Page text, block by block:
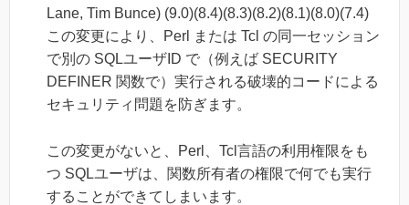
Lane, Tim Bunce) (9.0)(8.4)(8.3)(8.2)(8.1)(8.0)(7.4)
この変更により、Perl または Tcl の同一セッション
で別の SQLユーザID で（例えば SECURITY
DEFINER 関数で）実行される破壊的コードによる
セキュリティ問題を防ぎます。
この変更がないと、Perl、Tcl言語の利用権限をも
つ SQLユーザは、関数所有者の権限で何でも実行
することができてしまいます。